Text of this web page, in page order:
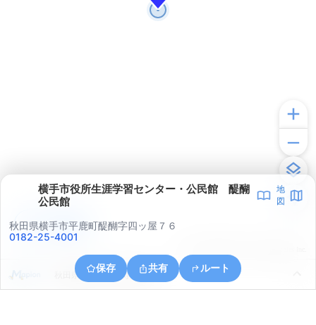
横手市役所生涯学習センター・公民館 醍醐
公民館
地
図
秋田県横手市平鹿町醍醐字四ッ屋７６
0182-25-4001
保存 共有 ルート
秋田県横手市大屋寺内漆原
アプリで見る